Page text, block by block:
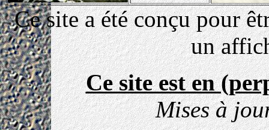
Ce site a été conçu pour
un
Ce site est en
Mises à